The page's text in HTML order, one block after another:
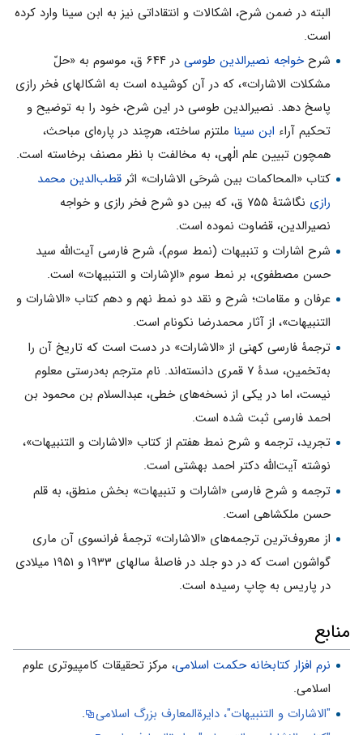
البته در ضمن شرح، اشکالات و انتقاداتی نیز به ابن سینا وارد کرده
است.
شرحخواجه نصیرالدین طوسی
در ۶۴۴ ق، موسوم به «حلّ
مشکلات الاشارات»، که در آن کوشیده است به اشکالهای فخر رازی
پاسخ دهد. نصیرالدین طوسی در این شرح، خود را به توضیح و
تحکیم آراء ابن سینا ملتزم ساخته، هرچند در پاره‌ای مباحث،
همچون تبیین علم الٰهی، به مخالفت با نظر مصنف برخاسته است.
کتاب «المحاکمات بین شرحَی الاشارات» اثر قطب‌الدین محمد
رازی
نگاشتۀ ۷۵۵ ق، که بین دو شرح فخر رازی و خواجه
نصیرالدین، قضاوت نموده است.
شرح اشارات و تنبیهات (نمط سوم)، شرح فارسی آیت‌الله سید
حسن مصطفوی، بر نمط سوم «الإشارات و التنبيهات» است.
عرفان و مقامات؛ شرح و نقد دو نمط نهم و دهم کتاب «الاشارات و
التنبيهات»، از آثار محمدرضا نكونام است.
ترجمۀ فارسی کهنی از «الاشارات» در دست است که تاریخ آن را
به‌تخمین، سدۀ ۷ قمری دانسته‌اند. نام مترجم به‌درستی معلوم
نیست، اما در یکی از نسخه‌های خطی، عبدالسلام بن محمود بن
احمد فارسی ثبت شده است.
تجريد، ترجمه و شرح نمط هفتم از کتاب «الاشارات و التنبيهات»،
نوشته آیت‌الله دكتر احمد بهشتى است.
ترجمه و شرح فارسی «اشارات و تنبیهات» بخش منطق، به قلم
حسن ملک‎شاهی است.
از معروف‌ترین ترجمه‌های «الاشارات» ترجمۀ فرانسوی آن ماری
گواشون است که در دو جلد در فاصلۀ سالهای ۱۹۳۳ و ۱۹۵۱ میلادی
در پاریس به‌ چاپ رسیده است.
منابع
نرم افزار کتابخانه حکمت اسلامی، مرکز تحقیقات کامپیوتری علوم
اسلامی.
"الاشارات و التنبیهات"، دایرةالمعارف بزرگ اسلامی .